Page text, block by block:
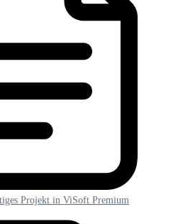
Projekt in ViSoft Premium